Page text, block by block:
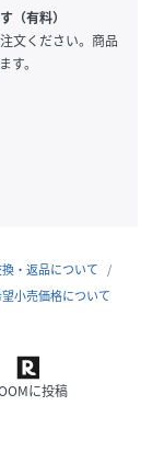
ただける製品に
ショルダー69-
)
（有料）
文ください。商品
。
・返品について
小売価格について
に投稿